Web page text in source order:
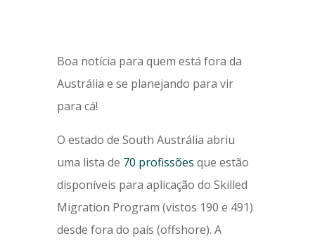
Boa notícia para quem está fora da
Austrália e se planejando para vir
para cá!
O estado de South Austrália abriu
uma lista de 70 profissões que estão
disponíveis para aplicação do Skilled
Migration Program (vistos 190 e 491)
desde fora do país (offshore). A